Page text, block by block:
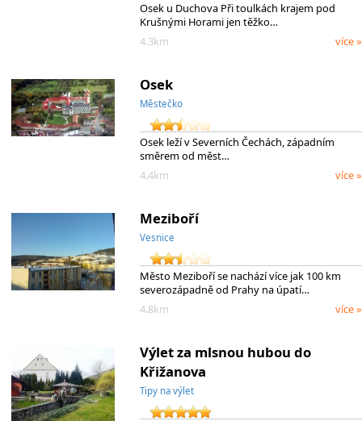
Osek u Duchova Při toulkách krajem pod
Krušnými Horami jen těžko…
4.3km
více »
Osek
Městečko
Osek leží v Severních Čechách, západním
směrem od měst…
4.4km
více »
Meziboří
Vesnice
Město Meziboří se nachází více jak 100 km
severozápadně od Prahy na úpatí…
4.8km
více »
Výlet za mlsnou hubou do
Křižanova
Tipy na výlet